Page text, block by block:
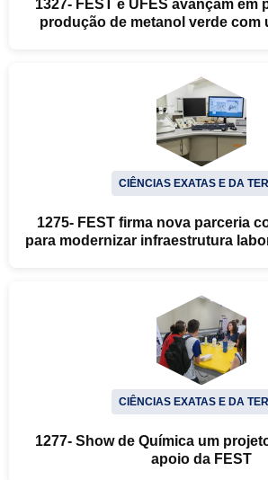
1327- FEST e UFES avançam em
produção de metanol verde com
CIÊNCIAS EXATAS E DA
1275- FEST firma nova parceria
para modernizar infraestrutura
CIÊNCIAS EXATAS E DA
1277- Show de Química um
apoio da FEST